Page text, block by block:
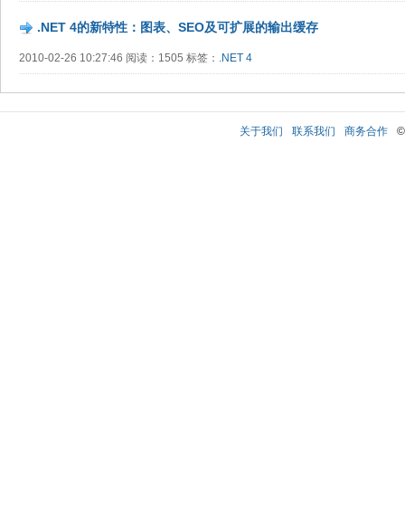
.NET 4的新特性：图表、SEO及可扩展的输出缓存
2010-02-26 10:27:46 阅读：1505 标签： .NET 4
关于我们 联系我们 商务合作